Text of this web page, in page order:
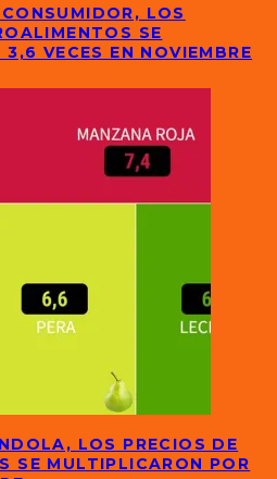
LOS
SE
VECES EN NOVIEMBRE
LOS PRECIOS DE
SE MULTIPLICARON POR